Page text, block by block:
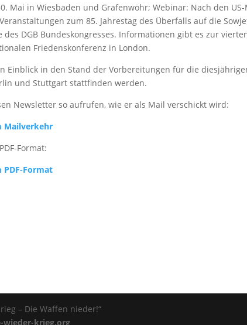
Mai in Wiesbaden und Grafenwöhr; Webinar: Nach den
zum 85. Jahrestag des Überfalls auf die
des DGB Bundeskongresses. Informationen gibt es zur
Friedenskonferenz in London.
Einblick in den Stand der Vorbereitungen für die
und Stuttgart stattfinden werden.
Newsletter so aufrufen, wie er als Mail verschickt wird:
Mailverkehr
Format:
PDF-Format
– Die Waffen nieder!“
wieder-krieg.org